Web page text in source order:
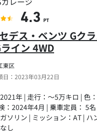
東区
日：2023年03月22日
デス・ベンツ Gク
イン 4WD
年 | 走行：～5万キロ | 色
：2024年4月 | 乗車定員： 5
ソリン | ミッション：AT | ハ
し
4.3 PT